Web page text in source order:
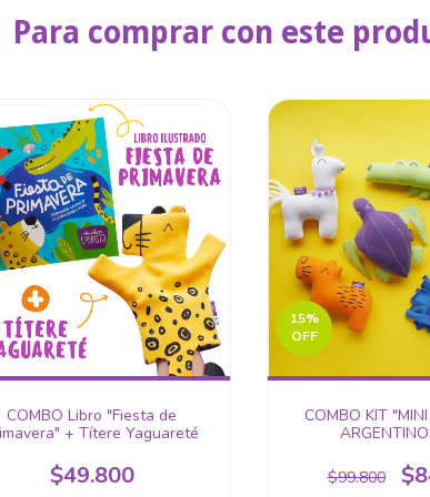
Para comprar con este
COMBO Libro "Fiesta de
+ Títere Yaguareté
$49.800
15%
OFF
COMBO KIT
$99.800